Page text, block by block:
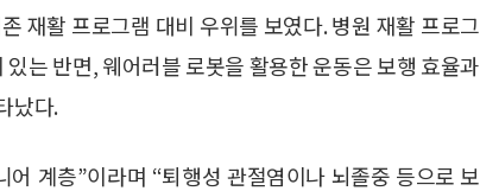
재활 프로그램 대비 우위를 보였다. 병원 재활 프로그
는 반면, 웨어러블 로봇을 활용한 운동은 보행 효율과
났다.
계층”이라며 “퇴행성 관절염이나 뇌졸중 등으로 보